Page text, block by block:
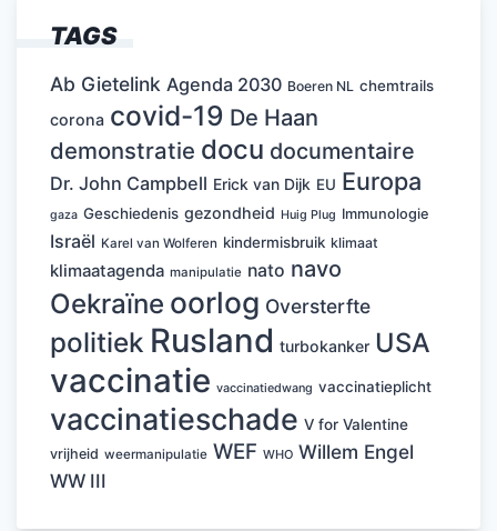
TAGS
Ab Gietelink Agenda 2030 Boeren NL chemtrails
corona covid-19 De Haan
demonstratie docu documentaire
Dr. John Campbell Erick van Dijk EU Europa
gaza Geschiedenis gezondheid Huig Plug Immunologie
Israël Karel van Wolferen kindermisbruik klimaat
klimaatagenda manipulatie nato navo
Oekraïne oorlog Oversterfte
politiek Rusland turbokanker USA
vaccinatie vaccinatiedwang vaccinatieplicht
vaccinatieschade V for Valentine
vrijheid weermanipulatie WEF WHO Willem Engel
WW III